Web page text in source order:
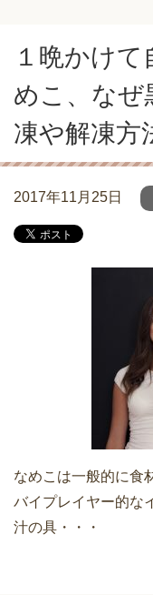
１晩かけ
めこ、なぜ
凍や解凍方
2017年11月25日
なめこは一般的に食
バイプレイヤー的な
汁の具・・・